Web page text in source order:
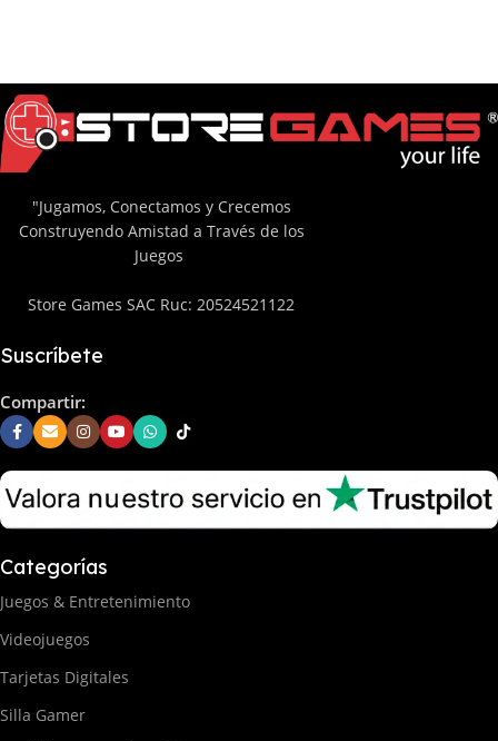
"Jugamos, Conectamos y Crecemos
Construyendo Amistad a Través de los
Juegos
Store Games SAC Ruc: 20524521122
Suscríbete
Compartir:
Categorías
Juegos & Entretenimiento
Videojuegos
Tarjetas Digitales
Silla Gamer